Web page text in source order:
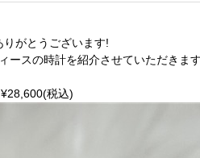
がとうございます!
ースの時計を紹介させていただきます
税込)